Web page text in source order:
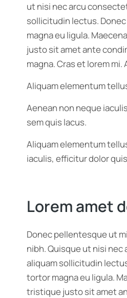
ut nisi nec arcu
sollicitudin lectus.
magna eu ligula.
justo sit amet ante
magna. Cras et lorem
Aliquam elementum
Aenean non neque
sem quis lacus.
Aliquam elementum
iaculis, efficitur dolor
Lorem amet
Donec pellentesque ut
nibh. Quisque ut nisi
aliquam sollicitudin
tortor magna eu ligula.
tristique justo sit amet